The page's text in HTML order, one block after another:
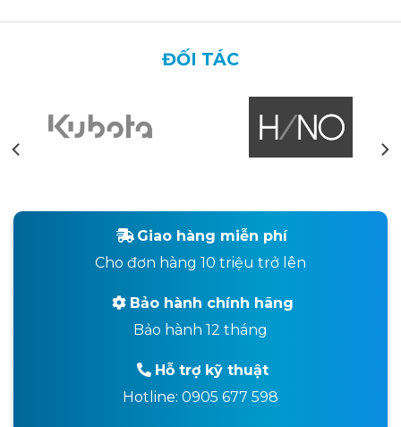
ĐỐI TÁC
Giao hàng miễn phí
Cho đơn hàng 10 triệu trở lên
Bảo hành chính hãng
Bảo hành 12 tháng
Hỗ trợ kỹ thuật
Hotline: 0905 677 598